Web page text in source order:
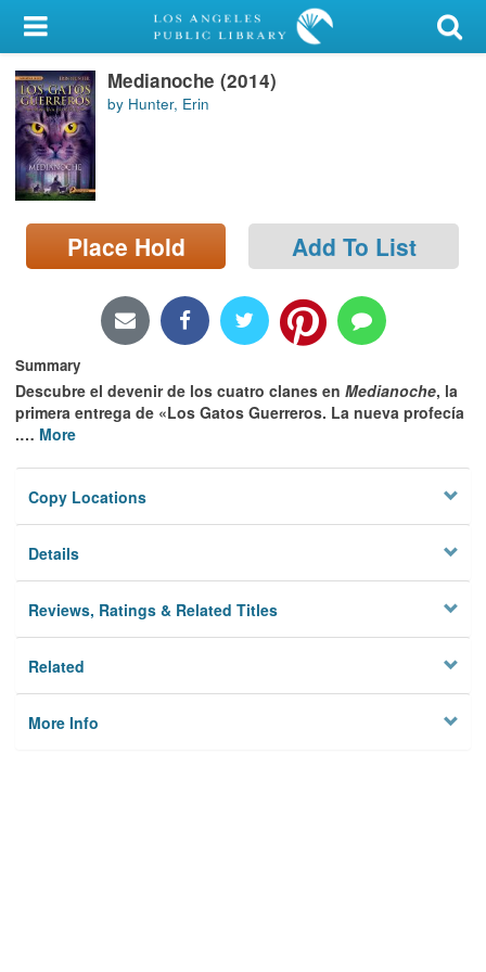
My Account
Library Card
Sign In
Search
Locations/Hours (external
page)
Medianoche (2014)
by Hunter, Erin
Place Hold Add To List
Summary
Descubre el devenir de los cuatro clanes en Medianoche, la
primera entrega de «Los Gatos Guerreros. La nueva profecía
.… More
Copy Locations
Details
Reviews, Ratings & Related Titles
Related
More Info